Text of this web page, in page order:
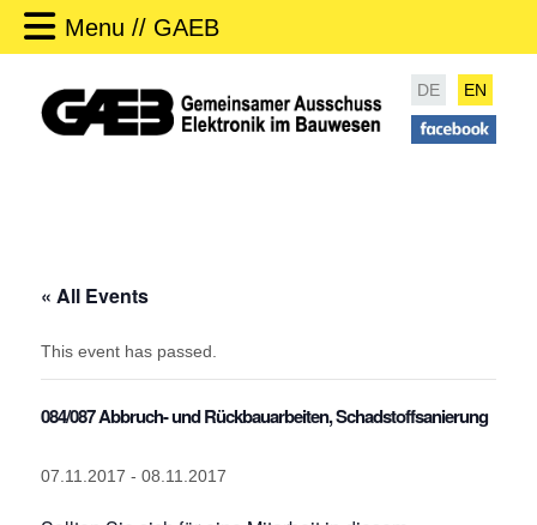
Menu // GAEB
DE EN
« All Events
This event has passed.
084/087 Abbruch- und Rückbauarbeiten, Schadstoffsanierung
07.11.2017 - 08.11.2017